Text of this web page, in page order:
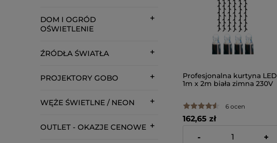
DOM I OGRÓD
OŚWIETLENIE
ŹRÓDŁA ŚWIATŁA
PROJEKTORY GOBO
WĘŻE ŚWIETLNE / NEON
OUTLET - OKAZJE CENOWE
Profesjonalna kurtyna LED
1m x 2m biała zimna 230V
6 ocen
162,65 zł
zawiera 23% VAT, bez kosztów
- +